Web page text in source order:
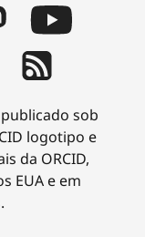
sob
logotipo e
da ORCID,
EUA e em